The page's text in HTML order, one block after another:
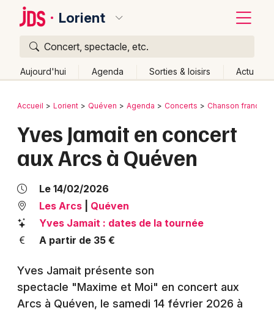
Lorient
Concert, spectacle, etc.
Aujourd'hui Agenda Sorties & loisirs Actu
Publier un événement
Grands événements
Activité & Expérience
Manifestations
Foires & salons
Spectacles
Bordeaux
Colmar
Lyon
Marseille
Nantes
Retour
Accueil Lorient Quéven Agenda Concerts Chanson française
Yves Jamait en concert
aux Arcs à Quéven
Le 14/02/2026
Les Arcs
Quéven
Yves Jamait : dates de la tournée
A partir de 35 €
Yves Jamait présente son
spectacle "Maxime et Moi" en concert aux
Arcs à Quéven, le samedi 14 février 2026 à
Quoi ?
Où ?
Partout
Près de moi Changer de lieu
Quand ?
Effacer les dates
Aujourd'hui
Demain